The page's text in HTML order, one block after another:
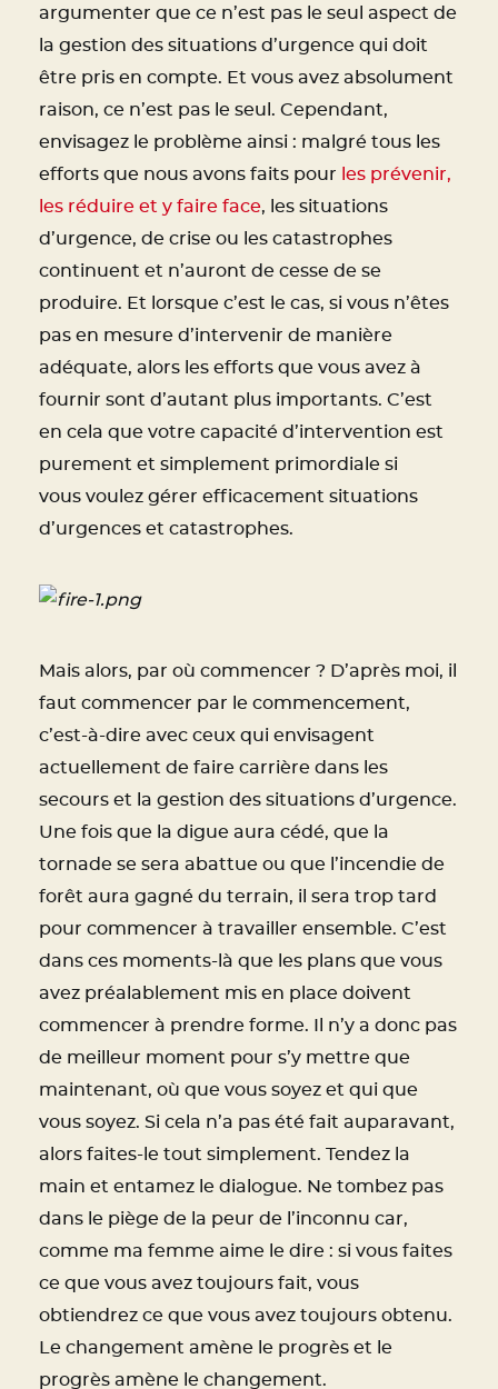
argumenter que ce n’est pas le seul aspect de
la gestion des situations d’urgence qui doit
être pris en compte. Et vous avez absolument
raison, ce n’est pas le seul. Cependant,
envisagez le problème ainsi : malgré tous les
efforts que nous avons faits pour les prévenir,
les réduire et y faire face, les situations
d’urgence, de crise ou les catastrophes
continuent et n’auront de cesse de se
produire. Et lorsque c’est le cas, si vous n’êtes
pas en mesure d’intervenir de manière
adéquate, alors les efforts que vous avez à
fournir sont d’autant plus importants. C’est
en cela que votre capacité d’intervention est
purement et simplement primordiale si
vous voulez gérer efficacement situations
d’urgences et catastrophes.
Mais alors, par où commencer ? D’après moi, il
faut commencer par le commencement,
c’est-à-dire avec ceux qui envisagent
actuellement de faire carrière dans les
secours et la gestion des situations d’urgence.
Une fois que la digue aura cédé, que la
tornade se sera abattue ou que l’incendie de
forêt aura gagné du terrain, il sera trop tard
pour commencer à travailler ensemble. C’est
dans ces moments-là que les plans que vous
avez préalablement mis en place doivent
commencer à prendre forme. Il n’y a donc pas
de meilleur moment pour s’y mettre que
maintenant, où que vous soyez et qui que
vous soyez. Si cela n’a pas été fait auparavant,
alors faites-le tout simplement. Tendez la
main et entamez le dialogue. Ne tombez pas
dans le piège de la peur de l’inconnu car,
comme ma femme aime le dire : si vous faites
ce que vous avez toujours fait, vous
obtiendrez ce que vous avez toujours obtenu.
Le changement amène le progrès et le
progrès amène le changement.